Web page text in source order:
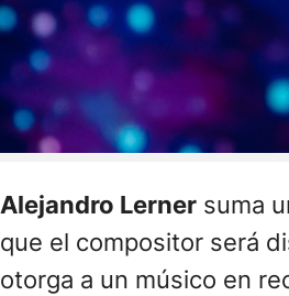
Alejandro Lerner suma
que el compositor será
otorga a un músico en